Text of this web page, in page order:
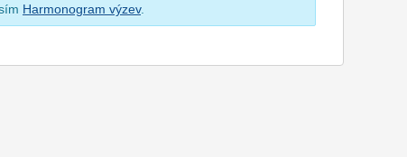
Harmonogram výzev.